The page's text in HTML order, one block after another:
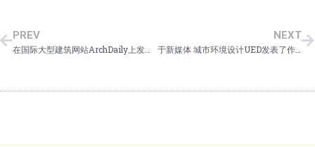
PREV NEXT
于新媒体 城市环境设计UED发表了作品＋专访：《茨城県立取手第二高中 | 三上建筑事务所》